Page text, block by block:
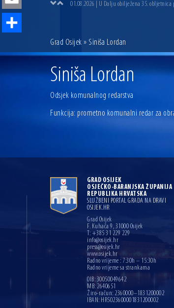
01.08.2026 | U Dalju obilježena 35.
14.07.2026 | Gradonačelnik Ivan Radić
13.07.2026 | Ljetnim izdanjem Večeri vina i
07.07.2026 | Održana 8. sjednica Gradskog
04.07.2026 | Zbog povoljnih vodostaja i
04.08.2026 | U Osijeku obilježen Dan
Grad Osijek » Siniša Lordan
Siniša Lordan
Odsjek komunalnog redarstva
Funkcija: prometno komunalni redar za
GRAD OSIJEK
OSJEČKO-BARANJSKA ŽUPANIJA
REPUBLIKA HRVATSKA
SLUŽBENI PORTAL GRADA NA DRAVI
OSIJEK.HR
Grad Osijek
F. Kuhača 9, 31000 Osijek
T: +385 31 229 229
info@osijek.hr
press@osijek.hr
www.osijek.hr
Radno vrijeme : 7:30h – 15:30h
Radno vrijeme sa strankama
OIB: 30050049642
MB: 2640651
Žiro-račun: 2360000–1831200002
IBAN: HR5023600001831200002
Email